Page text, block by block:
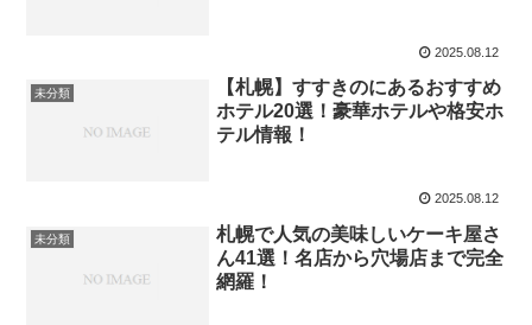
2025.08.12
未分類
【札幌】すすきのにあるおすすめ
ホテル20選！豪華ホテルや格安ホ
テル情報！
2025.08.12
未分類
札幌で人気の美味しいケーキ屋さ
ん41選！名店から穴場店まで完全
網羅！